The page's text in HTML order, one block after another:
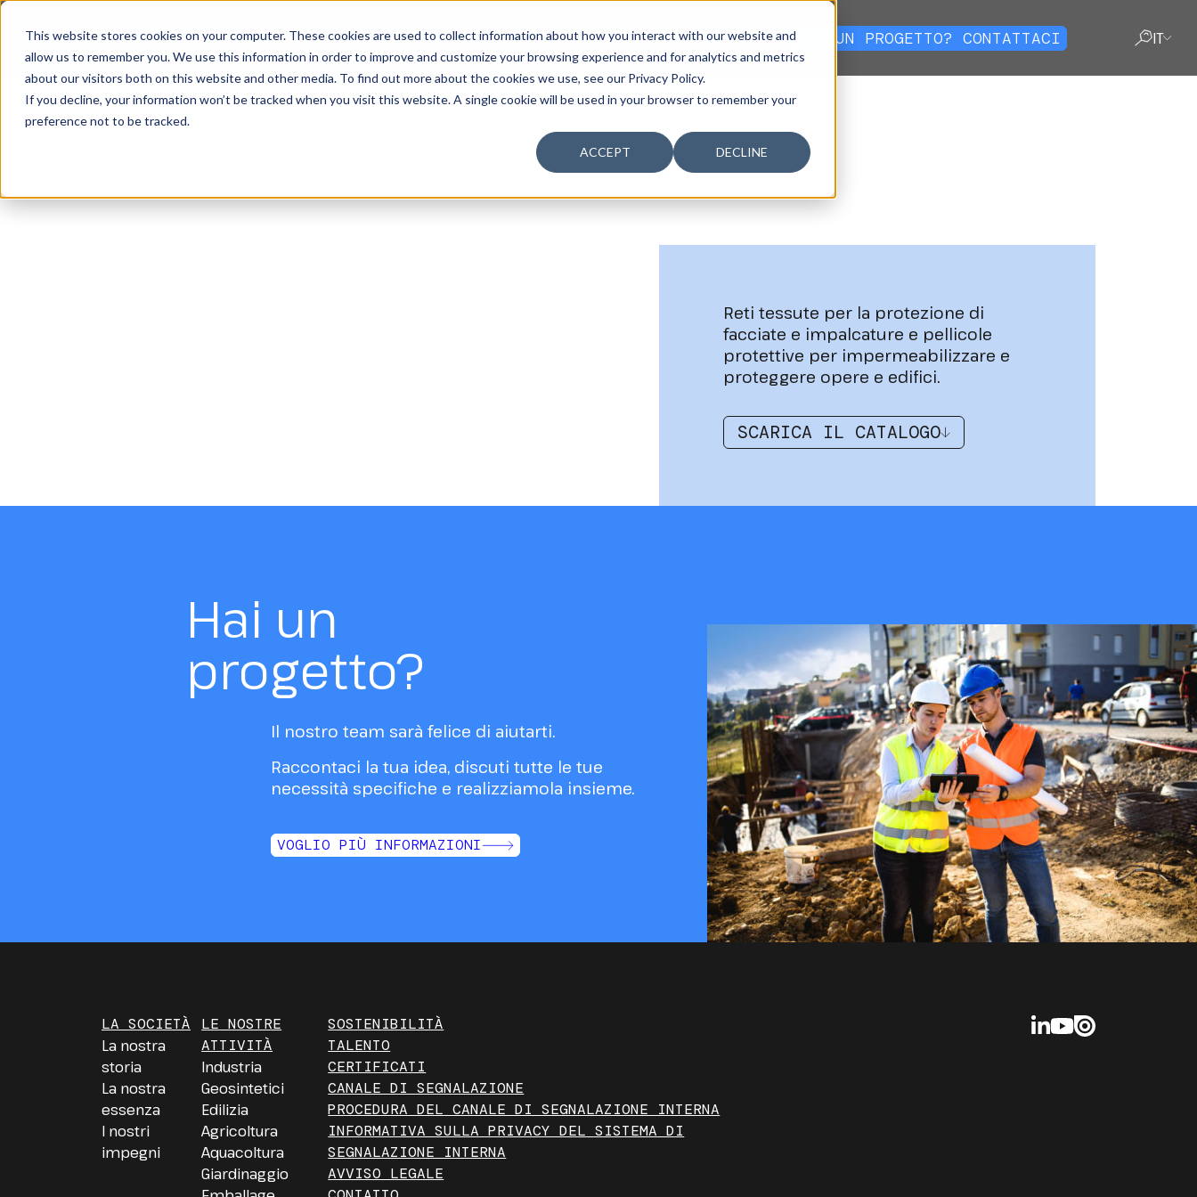
This website stores cookies on your computer. These cookies are used to collect information about how you interact with our website and
allow us to remember you. We use this information in order to improve and customize your browsing experience and for analytics and metrics
about our visitors both on this website and other media. To find out more about the cookies we use, see our Privacy Policy.
If you decline, your information won’t be tracked when you visit this website. A single cookie will be used in your browser to remember your
preference not to be tracked.
ACCEPT DECLINE
LE NOSTRE ATTIVITÀ SOSTENIBILITÀLA SOCIETÀ TALENTO HAI UN PROGETTO? CONTATTACI IT
CERCARE VICINO
Reti tessute per la protezione di
facciate e impalcature e pellicole
protettive per impermeabilizzare e
proteggere opere e edifici.
SCARICA IL CATALOGO
Hai un
progetto?
Il nostro team sarà felice di aiutarti.
Raccontaci la tua idea, discuti tutte le tue
necessità specifiche e realizziamola insieme.
VOGLIO PIÙ INFORMAZIONI
LA SOCIETÀ
La nostra
storia
La nostra
essenza
I nostri
impegni
LE NOSTRE
ATTIVITÀ
Industria
Geosintetici
Edilizia
Agricoltura
Aquacoltura
Giardinaggio
SOSTENIBILITÀ
TALENTO
CERTIFICATI
CANALE DI SEGNALAZIONE
PROCEDURA DEL CANALE DI SEGNALAZIONE INTERNA
INFORMATIVA SULLA PRIVACY DEL SISTEMA DI
SEGNALAZIONE INTERNA
AVVISO LEGALE